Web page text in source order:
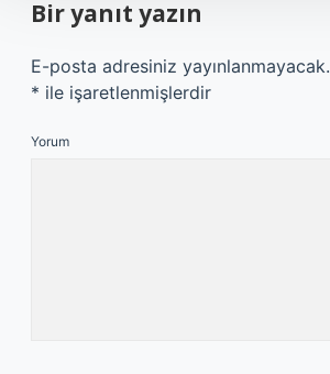
Bir yanıt yazın
E-posta adresiniz yayınlanmayacak.
* ile işaretlenmişlerdir
Yorum